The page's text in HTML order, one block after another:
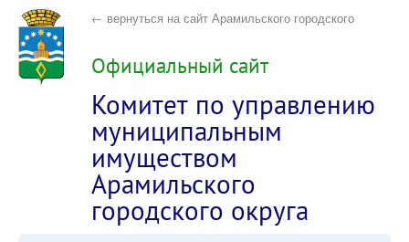
← вернуться на сайт Арамильского городского
округа
Официальный сайт
Комитет по управлению
муниципальным
имуществом
Арамильского
городского округа